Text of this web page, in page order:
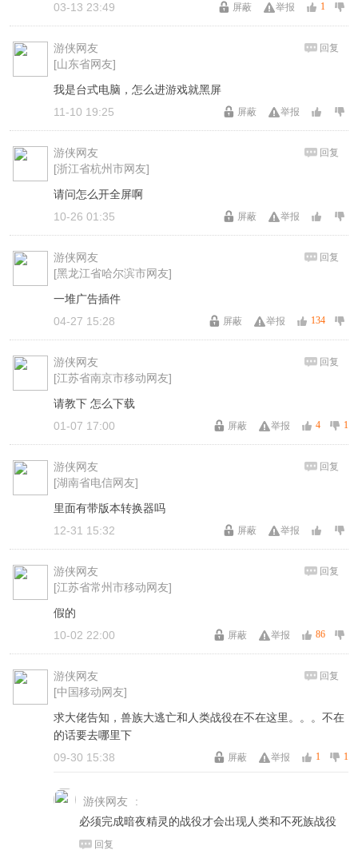
1
举报
屏蔽
03-13 23:49
游侠网友
[山东省网友]
回复
我是台式电脑，怎么进游戏就黑屏
举报
屏蔽
11-10 19:25
游侠网友
[浙江省杭州市网友]
回复
请问怎么开全屏啊
举报
屏蔽
10-26 01:35
游侠网友
[黑龙江省哈尔滨市网友]
回复
一堆广告插件
134
举报
屏蔽
04-27 15:28
游侠网友
[江苏省南京市移动网友]
回复
请教下 怎么下载
1
4
举报
屏蔽
01-07 17:00
游侠网友
[湖南省电信网友]
回复
里面有带版本转换器吗
举报
屏蔽
12-31 15:32
游侠网友
[江苏省常州市移动网友]
回复
假的
86
举报
屏蔽
10-02 22:00
游侠网友
[中国移动网友]
回复
求大佬告知，兽族大逃亡和人类战役在不在这里。。。不在
的话要去哪里下
1
1
举报
屏蔽
09-30 15:38
游侠网友
:
必须完成暗夜精灵的战役才会出现人类和不死族战役
回复